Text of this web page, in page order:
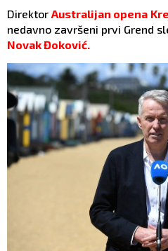
Direktor Australijan opena
nedavno završeni prvi Grend
Novak Đoković.